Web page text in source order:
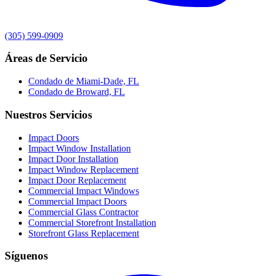
(305) 599-0909
Áreas de Servicio
Condado de Miami-Dade, FL
Condado de Broward, FL
Nuestros Servicios
Impact Doors
Impact Window Installation
Impact Door Installation
Impact Window Replacement
Impact Door Replacement
Commercial Impact Windows
Commercial Impact Doors
Commercial Glass Contractor
Commercial Storefront Installation
Storefront Glass Replacement
Síguenos